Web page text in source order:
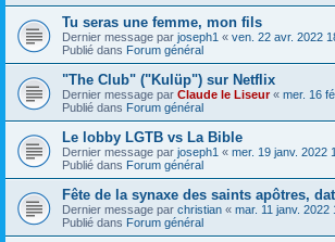
Tu seras une femme, mon fils
Dernier message par joseph1 « ven. 22 avr. 2022
Publié dans Forum général
"The Club" ("Kulüp") sur Netflix
Dernier message par Claude le Liseur« mer. 16
Publié dans Forum général
Le lobby LGTB vs La Bible
Dernier message par joseph1 « mer. 19 janv. 2022
Publié dans Forum général
Fête de la synaxe des saints apôtres,
Dernier message par christian « mar. 11 janv. 2022
Publié dans Forum général